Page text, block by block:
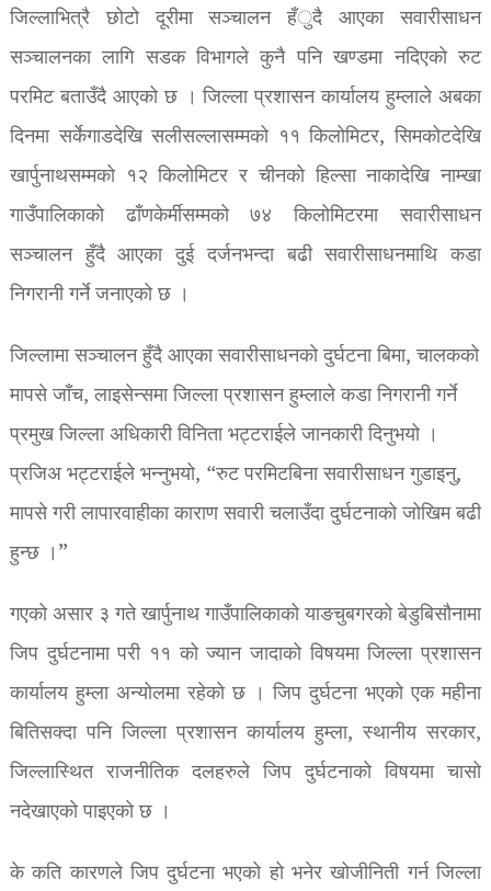
जिल्लाभित्रै छोटो दूरीमा सञ्चालन हँुदै आएका सवारीसाधन
सञ्चालनका लागि सडक विभागले कुनै पनि खण्डमा नदिएको रुट
परमिट बताउँदै आएको छ । जिल्ला प्रशासन कार्यालय हुम्लाले अबका
दिनमा सर्केगाडदेखि सलीसल्लासम्मको ११ किलोमिटर, सिमकोटदेखि
खार्पुनाथसम्मको १२ किलोमिटर र चीनको हिल्सा नाकादेखि नाम्खा
गाउँपालिकाको ढाँणकेर्मीसम्मको ७४ किलोमिटरमा सवारीसाधन
सञ्चालन हुँदै आएका दुई दर्जनभन्दा बढी सवारीसाधनमाथि कडा
निगरानी गर्ने जनाएको छ ।
जिल्लामा सञ्चालन हुँदै आएका सवारीसाधनको दुर्घटना बिमा, चालकको
मापसे जाँच, लाइसेन्समा जिल्ला प्रशासन हुम्लाले कडा निगरानी गर्ने
प्रमुख जिल्ला अधिकारी विनिता भट्टराईले जानकारी दिनुभयो ।
प्रजिअ भट्टराईले भन्नुभयो, “रुट परमिटबिना सवारीसाधन गुडाइनु,
मापसे गरी लापारवाहीका काराण सवारी चलाउँदा दुर्घटनाको जोखिम बढी
हुन्छ ।”
गएको असार ३ गते खार्पुनाथ गाउँपालिकाको याङचुबगरको बेडुबिसौनामा
जिप दुर्घटनामा परी ११ को ज्यान जादाको विषयमा जिल्ला प्रशासन
कार्यालय हुम्ला अन्योलमा रहेको छ । जिप दुर्घटना भएको एक महीना
बितिसक्दा पनि जिल्ला प्रशासन कार्यालय हुम्ला, स्थानीय सरकार,
जिल्लास्थित राजनीतिक दलहरुले जिप दुर्घटनाको विषयमा चासो
नदेखाएको पाइएको छ ।
के कति कारणले जिप दुर्घटना भएको हो भनेर खोजीनिती गर्न जिल्ला